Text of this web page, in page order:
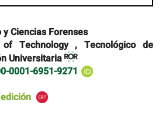
Ciencias Forenses
Technology , Tecnológico de
Universitaria
0001-6951-9271